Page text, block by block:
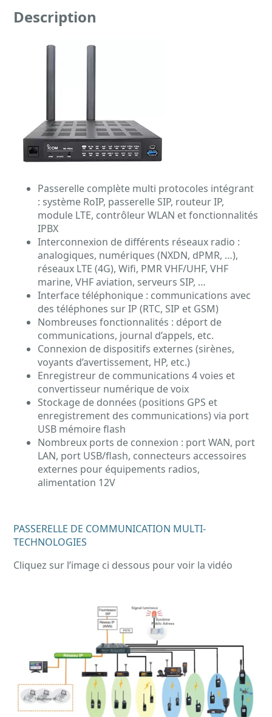
Description
Passerelle complète multi protocoles intégrant
: système RoIP, passerelle SIP, routeur IP,
module LTE, contrôleur WLAN et fonctionnalités
IPBX
Interconnexion de différents réseaux radio :
analogiques, numériques (NXDN, dPMR, …),
réseaux LTE (4G), Wifi, PMR VHF/UHF, VHF
marine, VHF aviation, serveurs SIP, …
Interface téléphonique : communications avec
des téléphones sur IP (RTC, SIP et GSM)
Nombreuses fonctionnalités : déport de
communications, journal d’appels, etc.
Connexion de dispositifs externes (sirènes,
voyants d’avertissement, HP, etc.)
Enregistreur de communications 4 voies et
convertisseur numérique de voix
Stockage de données (positions GPS et
enregistrement des communications) via port
USB mémoire flash
Nombreux ports de connexion : port WAN, port
LAN, port USB/flash, connecteurs accessoires
externes pour équipements radios,
alimentation 12V
PASSERELLE DE COMMUNICATION MULTI-
TECHNOLOGIES
Cliquez sur l’image ci dessous pour voir la vidéo